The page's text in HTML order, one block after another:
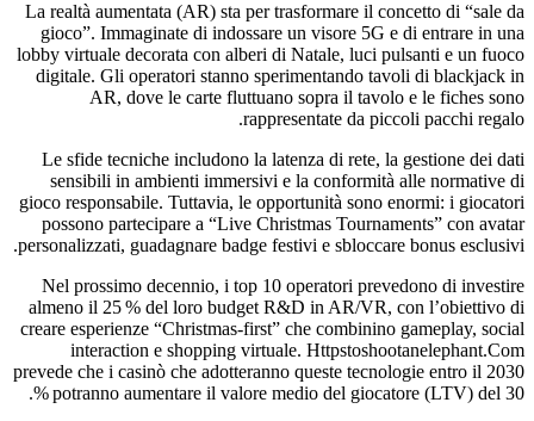
La realtà aumentata (AR) sta per trasformare il concetto di “sale da
gioco”. Immaginate di indossare un visore 5G e di entrare in una
lobby virtuale decorata con alberi di Natale, luci pulsanti e un fuoco
digitale. Gli operatori stanno sperimentando tavoli di blackjack in
AR, dove le carte fluttuano sopra il tavolo e le fiches sono
rappresentate da piccoli pacchi regalo.
Le sfide tecniche includono la latenza di rete, la gestione dei dati
sensibili in ambienti immersivi e la conformità alle normative di
gioco responsabile. Tuttavia, le opportunità sono enormi: i giocatori
possono partecipare a “Live Christmas Tournaments” con avatar
personalizzati, guadagnare badge festivi e sbloccare bonus esclusivi.
Nel prossimo decennio, i top 10 operatori prevedono di investire
almeno il 25 % del loro budget R&D in AR/VR, con l’obiettivo di
creare esperienze “Christmas‑first” che combinino gameplay, social
interaction e shopping virtuale. Httpstoshootanelephant.Com
prevede che i casinò che adotteranno queste tecnologie entro il 2030
potranno aumentare il valore medio del giocatore (LTV) del 30 %.